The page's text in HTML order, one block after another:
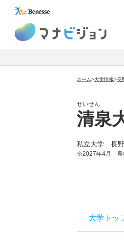
ホーム>大学情報>長
せいせん
清泉
私立大学 長
※2027年4月「農
大学トッ